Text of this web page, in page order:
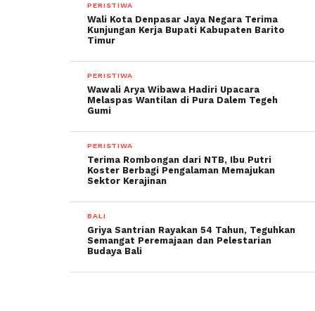
PERISTIWA
Wali Kota Denpasar Jaya Negara Terima
Kunjungan Kerja Bupati Kabupaten Barito
Timur
PERISTIWA
Wawali Arya Wibawa Hadiri Upacara
Melaspas Wantilan di Pura Dalem Tegeh
Gumi
PERISTIWA
Terima Rombongan dari NTB, Ibu Putri
Koster Berbagi Pengalaman Memajukan
Sektor Kerajinan
BALI
Griya Santrian Rayakan 54 Tahun, Teguhkan
Semangat Peremajaan dan Pelestarian
Budaya Bali